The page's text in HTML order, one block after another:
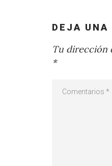
DEJA UNA
Tu dirección
*